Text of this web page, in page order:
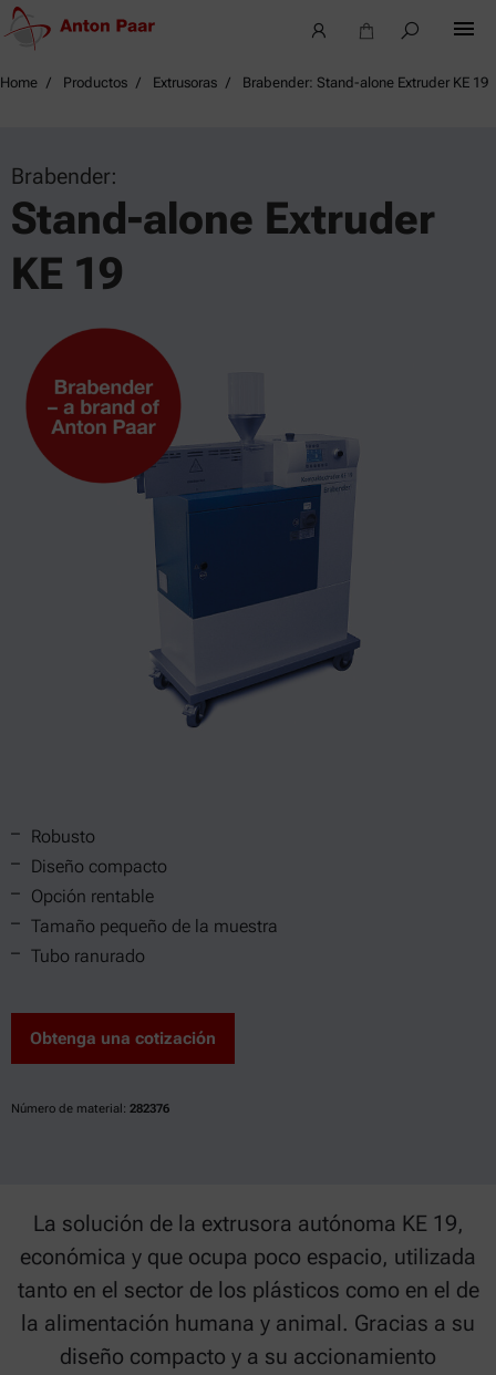
Home Productos Extrusoras Brabender: Stand-alone Extruder KE 19
Brabender:
Stand-alone Extruder
KE 19
Robusto
Diseño compacto
Opción rentable
Tamaño pequeño de la muestra
Tubo ranurado
Obtenga una cotización
Número de material: 282376
La solución de la extrusora autónoma KE 19,
económica y que ocupa poco espacio, utilizada
tanto en el sector de los plásticos como en el de
la alimentación humana y animal. Gracias a su
diseño compacto y a su accionamiento